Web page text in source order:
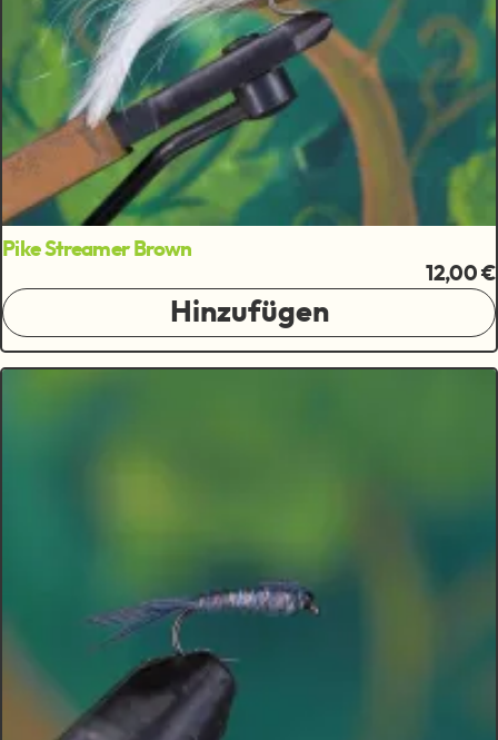
Pike Streamer Brown
12,00 €
Hinzufügen